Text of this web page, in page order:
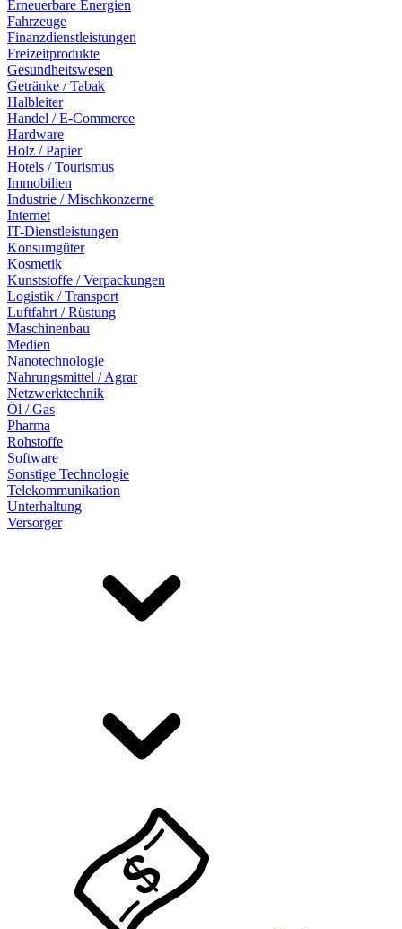
Erneuerbare Energien
Fahrzeuge
Finanzdienstleistungen
Freizeitprodukte
Gesundheitswesen
Getränke / Tabak
Halbleiter
Handel / E-Commerce
Hardware
Holz / Papier
Hotels / Tourismus
Immobilien
Industrie / Mischkonzerne
Internet
IT-Dienstleistungen
Konsumgüter
Kosmetik
Kunststoffe / Verpackungen
Logistik / Transport
Luftfahrt / Rüstung
Maschinenbau
Medien
Nanotechnologie
Nahrungsmittel / Agrar
Netzwerktechnik
Öl / Gas
Pharma
Rohstoffe
Software
Sonstige Technologie
Telekommunikation
Unterhaltung
Versorger